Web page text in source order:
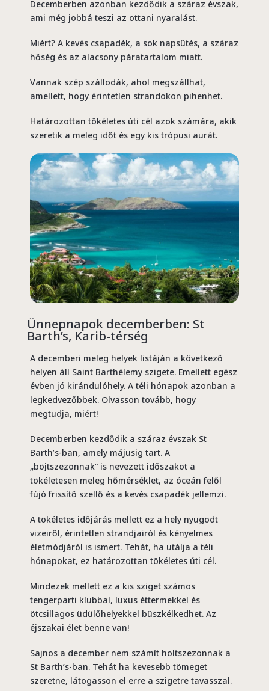
Decemberben azonban kezdődik a száraz évszak,
ami még jobbá teszi az ottani nyaralást.
Miért? A kevés csapadék, a sok napsütés, a száraz
hőség és az alacsony páratartalom miatt.
Vannak szép szállodák, ahol megszállhat,
amellett, hogy érintetlen strandokon pihenhet.
Határozottan tökéletes úti cél azok számára, akik
szeretik a meleg időt és egy kis trópusi aurát.
Ünnepnapok decemberben: St
Barth’s, Karib-térség
A decemberi meleg helyek listáján a következő
helyen áll Saint Barthélemy szigete. Emellett egész
évben jó kirándulóhely. A téli hónapok azonban a
legkedvezőbbek. Olvasson tovább, hogy
megtudja, miért!
Decemberben kezdődik a száraz évszak St
Barth’s-ban, amely májusig tart. A
„böjtszezonnak” is nevezett időszakot a
tökéletesen meleg hőmérséklet, az óceán felől
fújó frissítő szellő és a kevés csapadék jellemzi.
A tökéletes időjárás mellett ez a hely nyugodt
vizeiről, érintetlen strandjairól és kényelmes
életmódjáról is ismert. Tehát, ha utálja a téli
hónapokat, ez határozottan tökéletes úti cél.
Mindezek mellett ez a kis sziget számos
tengerparti klubbal, luxus éttermekkel és
ötcsillagos üdülőhelyekkel büszkélkedhet. Az
éjszakai élet benne van!
Sajnos a december nem számít holtszezonnak a
St Barth’s-ban. Tehát ha kevesebb tömeget
szeretne, látogasson el erre a szigetre tavasszal.